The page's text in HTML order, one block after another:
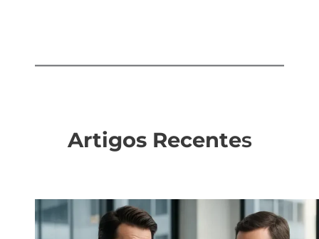
Artigos Recentes